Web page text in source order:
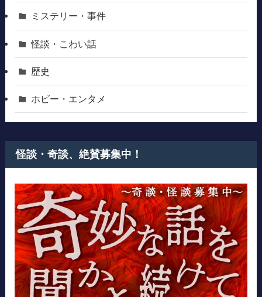
ミステリー・事件
怪談・こわい話
歴史
ホビー・エンタメ
怪談・奇談、絶賛募集中！